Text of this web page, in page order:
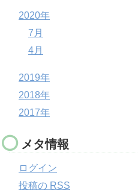
2020年
7月
4月
2019年
2018年
2017年
メタ情報
ログイン
投稿の RSS